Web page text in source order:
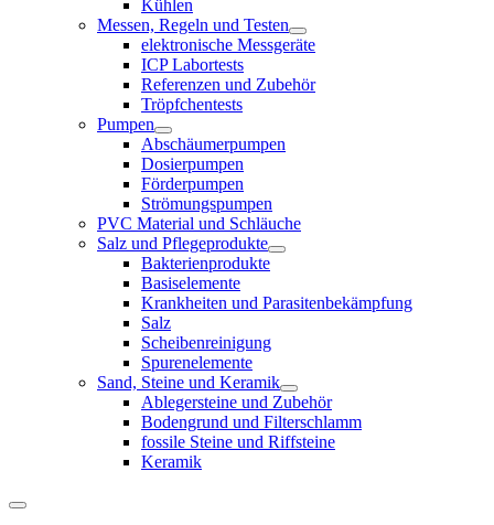
Kühlen
Messen, Regeln und Testen
elektronische Messgeräte
ICP Labortests
Referenzen und Zubehör
Tröpfchentests
Pumpen
Abschäumerpumpen
Dosierpumpen
Förderpumpen
Strömungspumpen
PVC Material und Schläuche
Salz und Pflegeprodukte
Bakterienprodukte
Basiselemente
Krankheiten und Parasitenbekämpfung
Salz
Scheibenreinigung
Spurenelemente
Sand, Steine und Keramik
Ablegersteine und Zubehör
Bodengrund und Filterschlamm
fossile Steine und Riffsteine
Keramik